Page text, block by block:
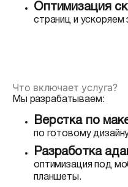
Оптимизация
страниц и ускоряем
Что включает услуга?
Мы разрабатываем:
Верстка по
по готовому
Разработка
оптимизация под
планшеты.